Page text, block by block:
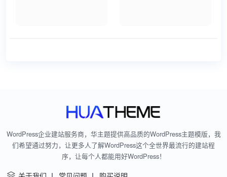
WordPress企业建站服务商，华主题提供高品质的WordPress主题模版，我
们希望通过努力，让更多人了解WordPress这个全世界最流行的建站程
序，让每个人都能用好WordPress！